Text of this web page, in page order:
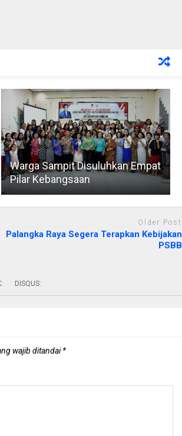
Warga Sampit Disuluhkan Empat
Pilar Kebangsaan
Older Post
Palangka Raya Segera Terapkan Kebijakan
PSBB
DISQUS:
wajib ditandai*